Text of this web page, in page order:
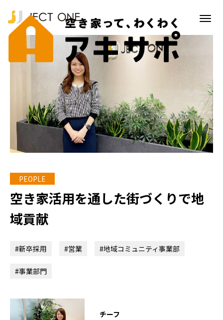
空き家活用を通した街づくりで地
域貢献
#新卒採用 #営業 #地域コミュニティ事業部
#事業部門
チーフ